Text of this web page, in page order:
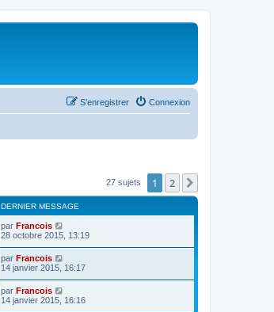
Connexion
S’enregistrer
27 sujets 1 2
DERNIER MESSAGE
par Francois
28 octobre 2015, 13:19
par Francois
14 janvier 2015, 16:17
par Francois
14 janvier 2015, 16:16